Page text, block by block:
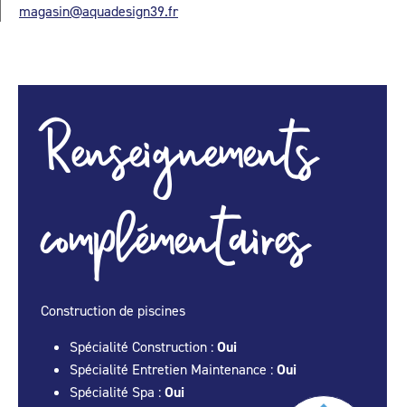
magasin@aquadesign39.fr
Renseignements
complémentaires
Construction de piscines
Spécialité Construction : Oui
Spécialité Entretien Maintenance : Oui
Spécialité Spa : Oui